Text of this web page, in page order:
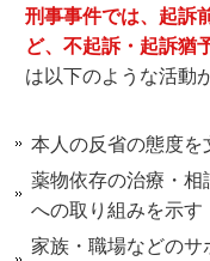
刑事事件では、起訴
ど、不起訴・起訴猶
は以下のような活動
本人の反省の態度
薬物依存の治療・
への取り組みを示す
家族・職場などの